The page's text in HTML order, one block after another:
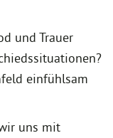
und Trauer
einfühlsam
uns mit